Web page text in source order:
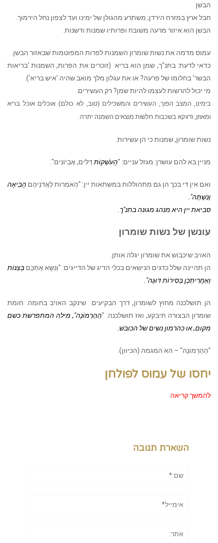
הבשן
חבל ארץ במזרח הירדן; משתרע מהגולן של ימינו ועד לצפון נחל הירמוך.
הבשן הוא איזור מרעה משובח ופרותיו שמנות ודשנות.
עמוס מדמה את נשות שומרון השמנות לפרות המפוטמות שבאזור הבשן.
כדאי לדעת: בתנ"ך, שמן הוא בריא (זוכרים את הפרות, השמנות 'בריאות
הבשר' בחלומו של פרעה? או את עגלון מלך מואב שהיה 'איש בריא').
מי יכול להרשות לעצמו להיות שמן? רק העשירים.
בימינו, המצב הפוך, העשירים והמשכילים (טוב, לא כולם) אוכלים אוכל בריא
ומאוזן, ודווקא בשכבות חלשות מוצאים השמנה יתרה.
נשות שומרון, שמנות כי הן עשירות.
מניין בא להם עושרן: מגזל עניים: "הָעֹשְׁקוֹתדַּלִּים, אֶבְיוֹנִים".
ואם אין די בכך הן גם מתהוללות במשתאות יין: "הָאֹמְרוֹת לַאֲדֹנֵיהֶם הָבִיאָה
וְנִשְׁתֶּה".
סביאת יין היא מנהג מגונה בתנ"ך.
עונשן של נשות שומרון
האויב שיכבוש את שומרון יגלה אותן.
הן תהיינה שלל כדגים הנישאים בכלי הדיג של הדייגים: "וְנִשָּׂא אֶתְכֶם בְּצִנּוֹת
וְאַחֲרִיתְכֶן בְּסִירוֹת דּוּגָה".
הן תושלכנה מחוץ לשומרון, דרך הבקיעים שינקב האויב בחומה. חומת
שומרון הבצורה תיבקע, ואז תושלכנה: "הַהַרְמוֹנָה", מילה המתפרשת כשם
מקום, או כהרמון נשים של הכובש.
"הַהַרְמוֹנָה" – הא המגמה (הכיוון).
יחסו של עמוס לפולחן
להמשך קריאה
השארת תגובה